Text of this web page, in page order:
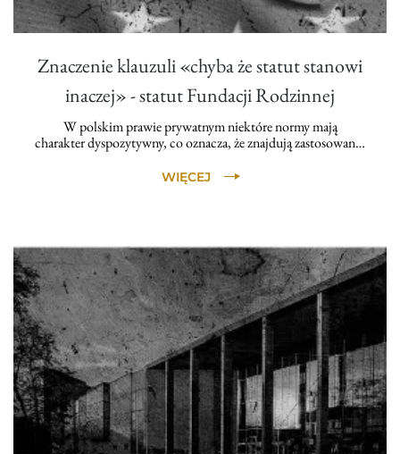
Znaczenie klauzuli «chyba że statut stanowi
inaczej» - statut Fundacji Rodzinnej
W polskim prawie prywatnym niektóre normy mają
charakter dyspozytywny, co oznacza, że znajdują zastosowan…
WIĘCEJ